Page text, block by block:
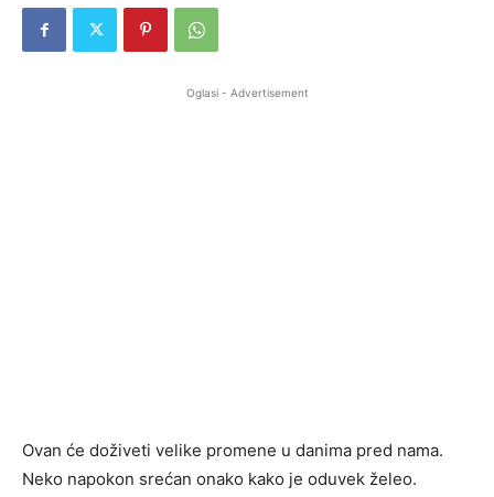
Oglasi - Advertisement
Ovan će doživeti velike promene u danima pred nama.
Neko napokon srećan onako kako je oduvek želeo.